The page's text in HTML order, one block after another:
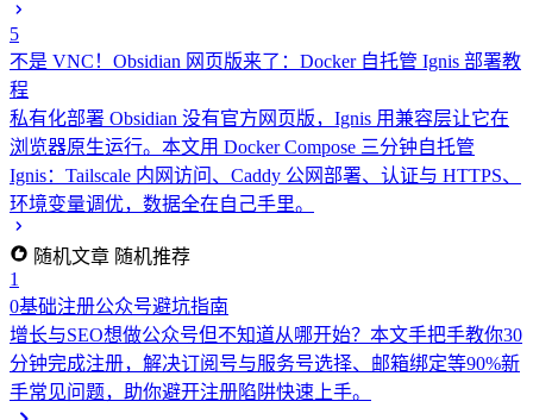
5
不是 VNC！Obsidian 网页版来了：Docker 自托管 Ignis 部署教
程
私有化部署 Obsidian 没有官方网页版，Ignis 用兼容层让它在
浏览器原生运行。本文用 Docker Compose 三分钟自托管
Ignis：Tailscale 内网访问、Caddy 公网部署、认证与 HTTPS、
环境变量调优，数据全在自己手里。
随机文章 随机推荐
1
0基础注册公众号避坑指南
增长与SEO想做公众号但不知道从哪开始？本文手把手教你30
分钟完成注册，解决订阅号与服务号选择、邮箱绑定等90%新
手常见问题，助你避开注册陷阱快速上手。